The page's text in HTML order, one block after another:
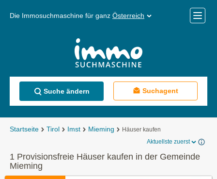
Die Immosuchmaschine für ganz Österreich
Menü
Suche ändern Suchagent
Startseite Tirol Imst Mieming
Häuser kaufen
Aktuellste zuerst
1 Provisionsfreie Häuser kaufen in der Gemeinde
Mieming